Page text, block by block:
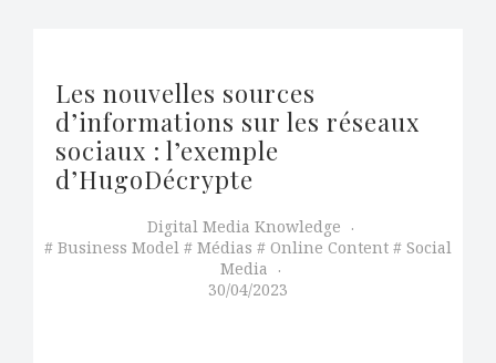
Les nouvelles sources
d’informations sur les réseaux
sociaux : l’exemple
d’HugoDécrypte
Digital Media Knowledge
Business Model
Médias Online Content
Social
Media
30/04/2023